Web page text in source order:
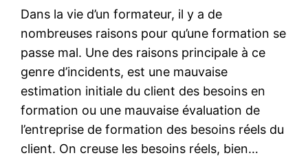
Dans la vie d’un formateur, il y a de
nombreuses raisons pour qu’une formation se
passe mal. Une des raisons principale à ce
genre d’incidents, est une mauvaise
estimation initiale du client des besoins en
formation ou une mauvaise évaluation de
l’entreprise de formation des besoins réels du
client. On creuse les besoins réels, bien…